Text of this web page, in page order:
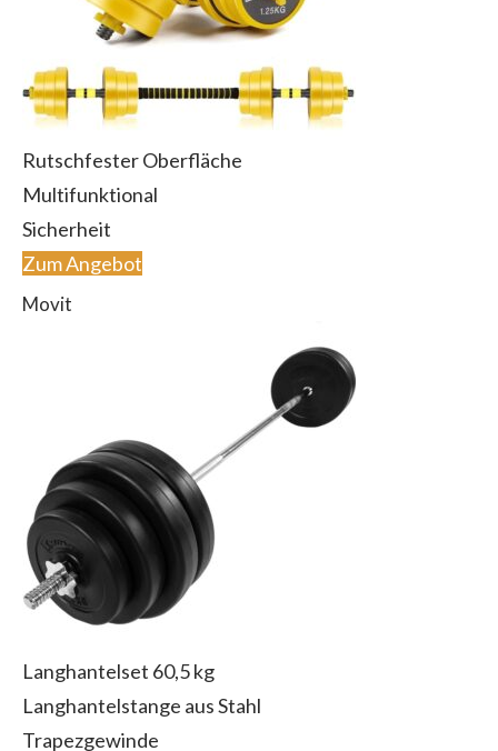
Rutschfester Oberfläche
Multifunktional
Sicherheit
Zum Angebot
Movit
Langhantelset 60,5 kg
Langhantelstange aus Stahl
Trapezgewinde